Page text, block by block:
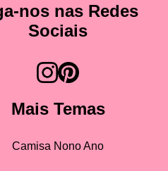
nos nas Redes
Sociais
Mais Temas
Camisa Nono Ano